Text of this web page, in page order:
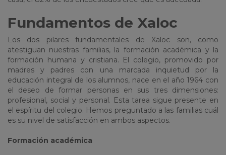
Fundamentos de Xaloc
Los dos pilares fundamentales de Xaloc son, como
atestiguan nuestras familias, la formación académica y la
formación humana y cristiana. El colegio, promovido por
madres y padres con una marcada inquietud por la
educación integral de los alumnos, nace en el año 1964 con
el deseo de formar personas en sus tres dimensiones:
profesional, social y personal. Esta tarea sigue presente en
el espíritu del colegio. Hemos preguntado a las familias cuál
es su nivel de satisfacción en ambos aspectos.
Formación académica